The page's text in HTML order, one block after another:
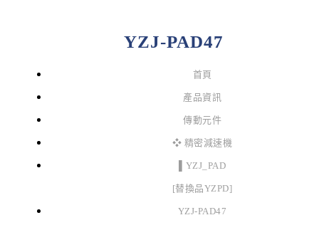
YZJ-PAD47
首頁
產品資訊
傳動元件
❖ 精密減速機
▌YZJ_PAD
[替換品YZPD]
YZJ-PAD47